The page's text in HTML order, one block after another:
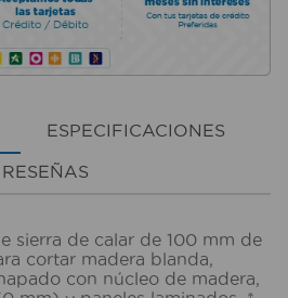
ESPECIFICACIONES
RESEÑAS
sierra de calar de 100 mm de
cortar madera blanda,
con núcleo de madera,